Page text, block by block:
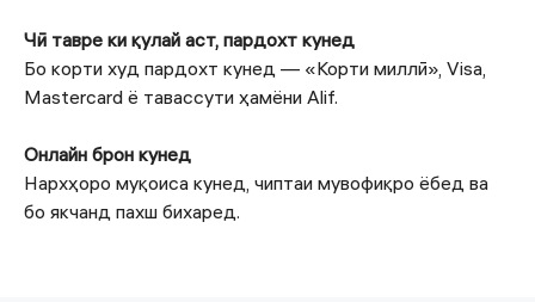
Чӣ тавре ки қулай аст, пардохт кунед
Бо корти худ пардохт кунед — «Корти миллӣ», Visa,
Mastercard ё тавассути ҳамёни Alif.
Онлайн брон кунед
Нархҳоро муқоиса кунед, чиптаи мувофиқро ёбед ва
бо якчанд пахш бихаред.